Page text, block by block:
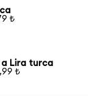
₺
a Lira turca
₺